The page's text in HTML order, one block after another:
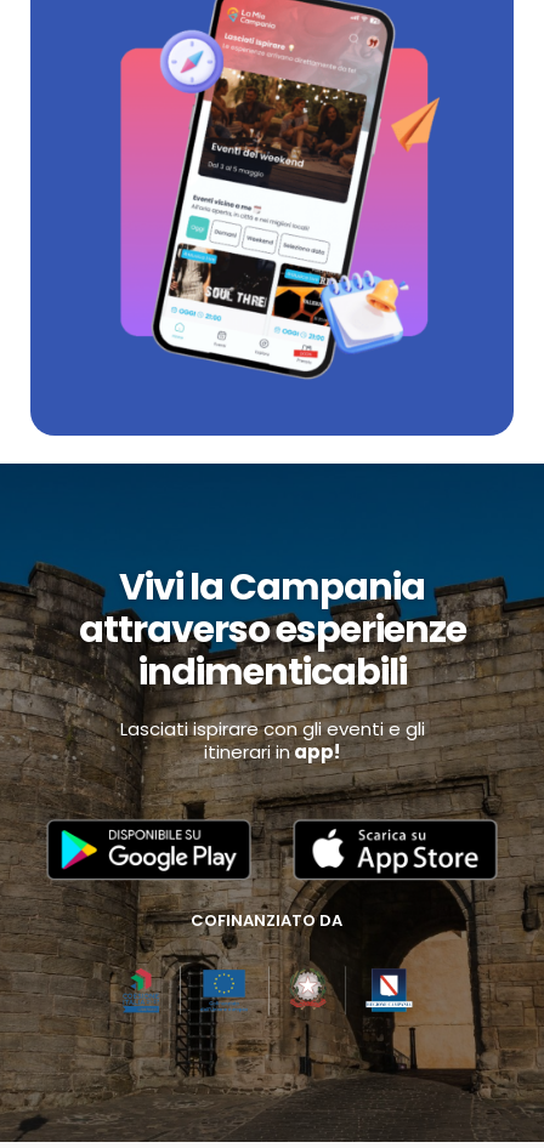
Vivi la Campania
attraverso esperienze
indimenticabili
Lasciati ispirare con gli eventi e gli
itinerari inapp!
COFINANZIATO DA